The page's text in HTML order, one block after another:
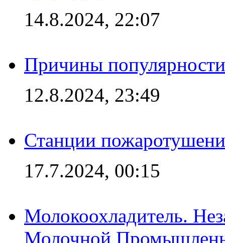
14.8.2024, 22:07
Причины
12.8.2024, 23:49
Станции
17.7.2024, 00:15
Молокоохладитель.
Молочной